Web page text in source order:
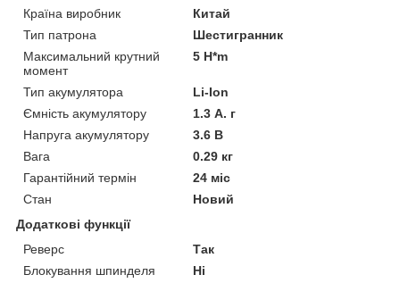
Країна виробник
Китай
Тип патрона
Шестигранник
Максимальний крутний
момент
5 H*m
Тип акумулятора
Li-Ion
Ємність акумулятору
1.3 А. г
Напруга акумулятору
3.6 В
Вага
0.29 кг
Гарантійний термін
24 міс
Стан
Новий
Додаткові функції
Реверс
Так
Блокування шпинделя
Ні